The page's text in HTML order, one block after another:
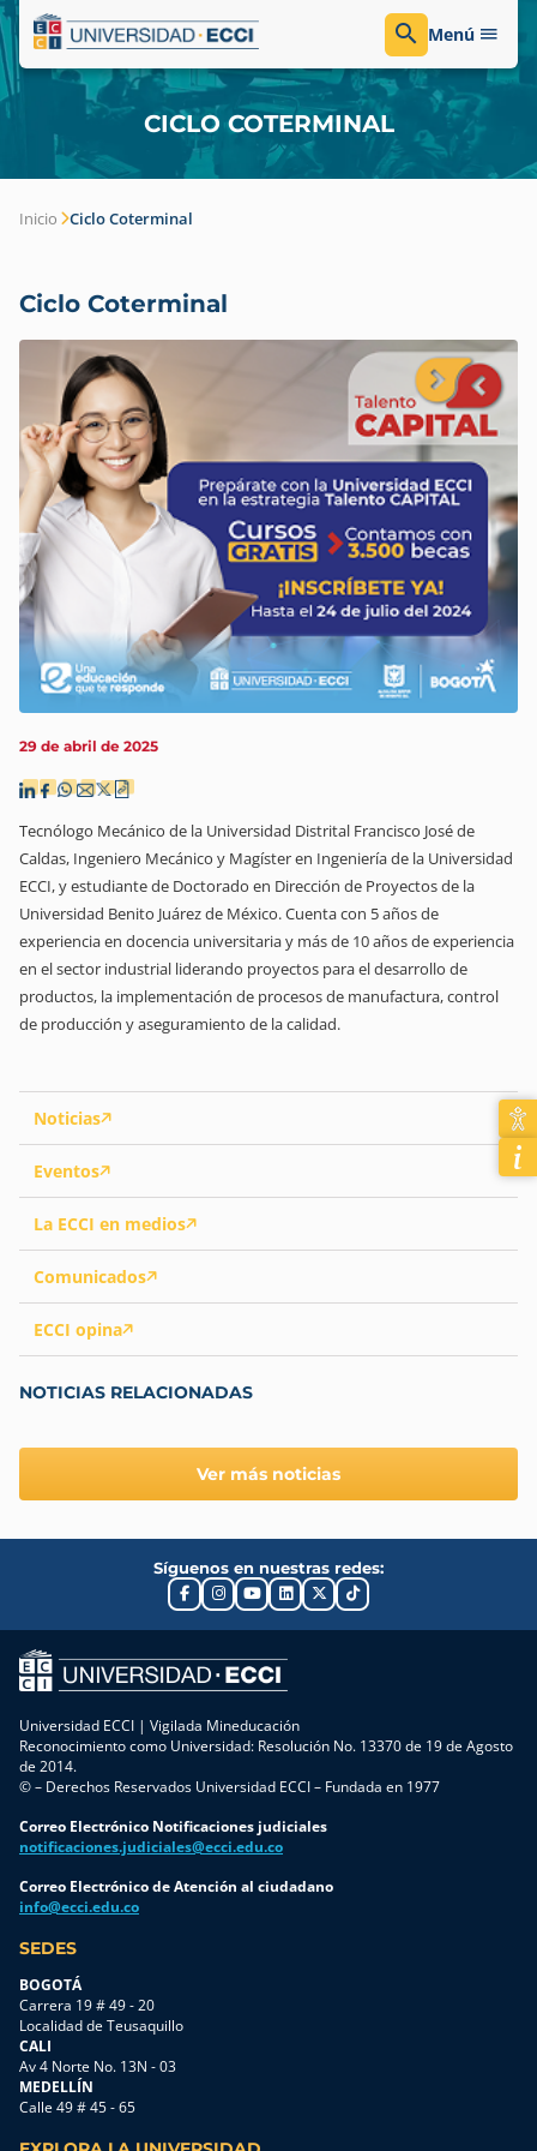
Menú
CICLO COTERMINAL
Inicio Ciclo Coterminal
Noticias
Eventos
La ECCI en medios
Comunicados
ECCI opina
NOTICIAS RELACIONADAS
Ver más noticias
Ciclo Coterminal
29 de abril de 2025
Tecnólogo Mecánico de la Universidad Distrital Francisco José de
Caldas, Ingeniero Mecánico y Magíster en Ingeniería de la Universidad
ECCI, y estudiante de Doctorado en Dirección de Proyectos de la
Universidad Benito Juárez de México. Cuenta con 5 años de
experiencia en docencia universitaria y más de 10 años de experiencia
en el sector industrial liderando proyectos para el desarrollo de
productos, la implementación de procesos de manufactura, control
de producción y aseguramiento de la calidad.
Síguenos en nuestras redes:
Universidad ECCI | Vigilada Mineducación
Reconocimiento como Universidad: Resolución No. 13370 de 19 de Agosto
de 2014.
© – Derechos Reservados Universidad ECCI – Fundada en 1977
Correo Electrónico Notificaciones judiciales
notificaciones.judiciales@ecci.edu.co
Correo Electrónico de Atención al ciudadano
info@ecci.edu.co
SEDES
BOGOTÁ
Carrera 19 # 49 - 20
Localidad de Teusaquillo
CALI
Av 4 Norte No. 13N - 03
MEDELLÍN
Calle 49 # 45 - 65